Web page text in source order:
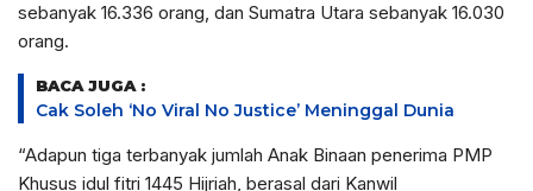
sebanyak 16.336 orang, dan Sumatra Utara sebanyak 16.030
orang.
BACA JUGA :
Cak Soleh ‘No Viral No Justice’ Meninggal Dunia
“Adapun tiga terbanyak jumlah Anak Binaan penerima PMP
Khusus idul fitri 1445 Hijriah, berasal dari Kanwil